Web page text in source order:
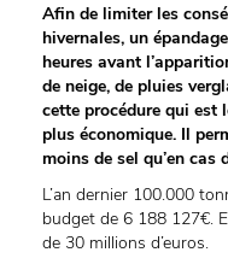
Afin de limiter les
hivernales, un
heures avant
de neige, de pluies
cette procédure qui est
plus économique. Il
moins de sel qu’en
L’an dernier 100.000
budget de 6 188 127€.
de 30 millions d’euros.